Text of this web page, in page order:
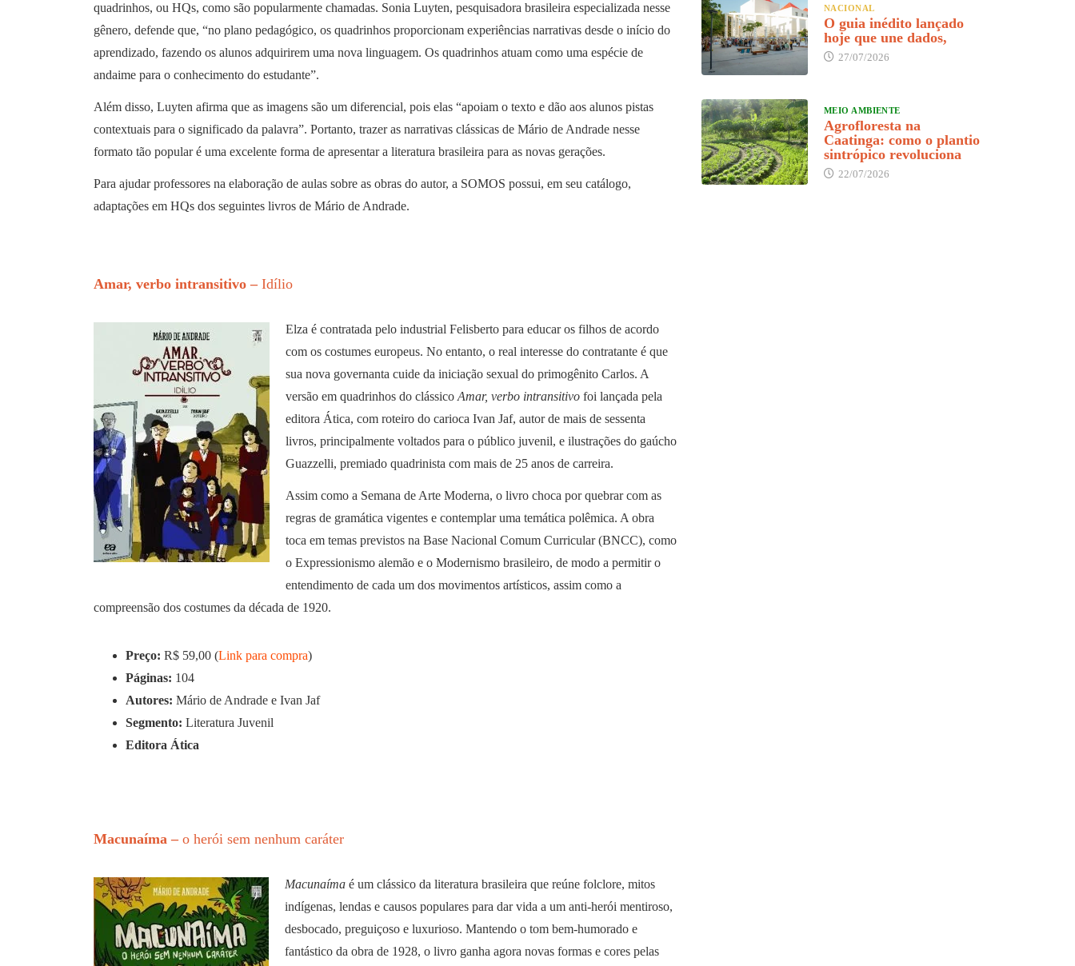
quadrinhos, ou HQs, como são popularmente chamadas. Sonia Luyten, pesquisadora brasileira especializada nesse
gênero, defende que, “no plano pedagógico, os quadrinhos proporcionam experiências narrativas desde o início do
aprendizado, fazendo os alunos adquirirem uma nova linguagem. Os quadrinhos atuam como uma espécie de
andaime para o conhecimento do estudante”.
Além disso, Luyten afirma que as imagens são um diferencial, pois elas “apoiam o texto e dão aos alunos pistas
contextuais para o significado da palavra”. Portanto, trazer as narrativas clássicas de Mário de Andrade nesse
formato tão popular é uma excelente forma de apresentar a literatura brasileira para as novas gerações.
Para ajudar professores na elaboração de aulas sobre as obras do autor, a SOMOS possui, em seu catálogo,
adaptações em HQs dos seguintes livros de Mário de Andrade.
Amar, verbo intransitivo – Idílio
Elza é contratada pelo industrial Felisberto para educar os filhos de acordo
com os costumes europeus. No entanto, o real interesse do contratante é que
sua nova governanta cuide da iniciação sexual do primogênito Carlos. A
versão em quadrinhos do clássico Amar, verbo intransitivo foi lançada pela
editora Ática, com roteiro do carioca Ivan Jaf, autor de mais de sessenta
livros, principalmente voltados para o público juvenil, e ilustrações do gaúcho
Guazzelli, premiado quadrinista com mais de 25 anos de carreira.
Assim como a Semana de Arte Moderna, o livro choca por quebrar com as
regras de gramática vigentes e contemplar uma temática polêmica. A obra
toca em temas previstos na Base Nacional Comum Curricular (BNCC), como
o Expressionismo alemão e o Modernismo brasileiro, de modo a permitir o
entendimento de cada um dos movimentos artísticos, assim como a
compreensão dos costumes da década de 1920.
Preço: R$ 59,00 (Link para compra)
Páginas: 104
Autores: Mário de Andrade e Ivan Jaf
Segmento: Literatura Juvenil
Editora Ática
Macunaíma – o herói sem nenhum caráter
Macunaíma é um clássico da literatura brasileira que reúne folclore, mitos
indígenas, lendas e causos populares para dar vida a um anti-herói mentiroso,
desbocado, preguiçoso e luxurioso. Mantendo o tom bem-humorado e
fantástico da obra de 1928, o livro ganha agora novas formas e cores pelas
NACIONAL
O guia inédito lançado
hoje que une dados,
27/07/2026
MEIO AMBIENTE
Agrofloresta na
Caatinga: como o plantio
sintrópico revoluciona
22/07/2026